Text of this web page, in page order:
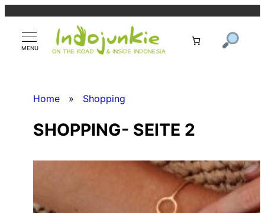
springen
Home » Shopping
SHOPPING- SEITE 2